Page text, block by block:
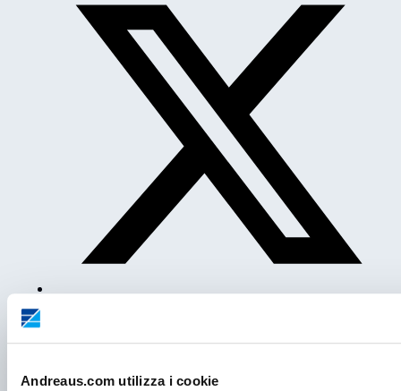
Andreaus.com utilizza i cookie
Cappe da laboratorio: a flusso laminare e di sicurezza